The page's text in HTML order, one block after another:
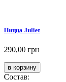
Пицца Juliet
290,00 грн
Состав: